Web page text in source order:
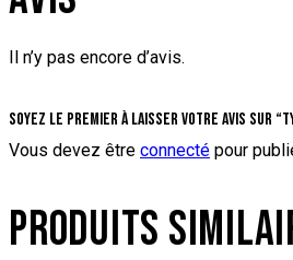
Il n’y pas encore d’avis.
Soyez le premier à laisser votre avis sur
Vous devez être connecté pour
PRODUITS